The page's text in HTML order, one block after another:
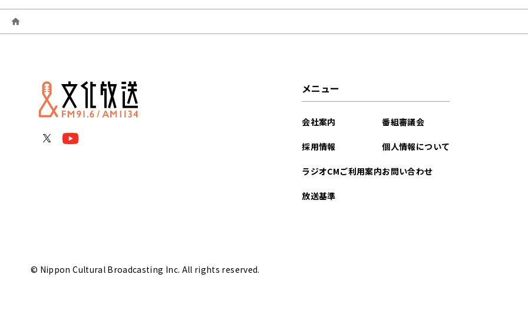
2026年02月
2026年01月
メニュー
会社案内
採用情報
ラジオCMご利用案内
放送基準
番組審議会
個人情報について
お問い合わせ
© Nippon Cultural Broadcasting Inc. All rights reserved.